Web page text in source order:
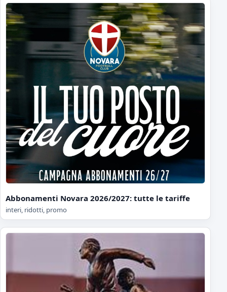
Abbonamenti Novara 2026/2027: tutte le tariffe
interi, ridotti, promo